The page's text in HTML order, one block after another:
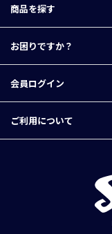
商品を探す
お困りですか？
会員ログイン
ご利用について